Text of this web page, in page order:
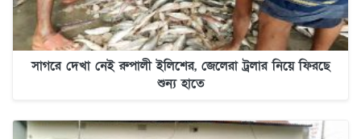
সাগরে দেখা নেই রুপালী ইলিশের, জেলেরা ট্রলার নিয়ে ফিরছে
শুন্য হাতে